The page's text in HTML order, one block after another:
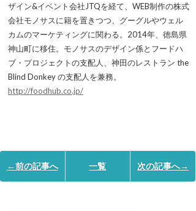
ザイン&イベント会社JTQを経て、WEB制作の株式
会社モノサスに籍を置きつつ、グーグルやウェル
カムのマーケティングに関わる。2014年、徳島県
神山町に移住。モノサスのデザイン係とフードハ
ブ・プロジェクトの支配人、神田のレストラン the
Blind Donkey の支配人を兼務。
http://foodhub.co.jp/
←前の記事へ 一覧 次の記事へ→